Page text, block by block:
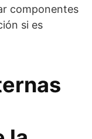
componentes
si es